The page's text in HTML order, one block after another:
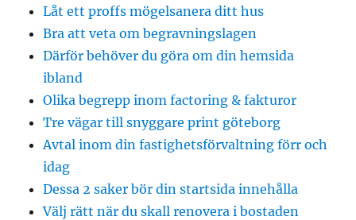
Låt ett proffs mögelsanera ditt hus
Bra att veta om begravningslagen
Därför behöver du göra om din hemsida
ibland
Olika begrepp inom factoring & fakturor
Tre vägar till snyggare print göteborg
Avtal inom din fastighetsförvaltning förr och
idag
Dessa 2 saker bör din startsida innehålla
Välj rätt när du skall renovera i bostaden